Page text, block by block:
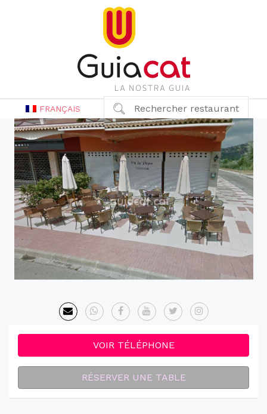
FRANÇAIS Rechercher restaurant
VOIR TÉLÉPHONE
RÉSERVER UNE TABLE